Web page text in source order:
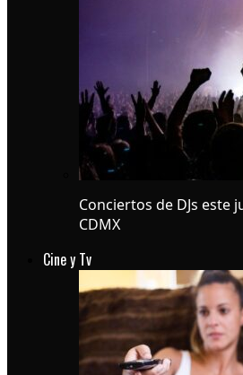
Conciertos de DJs este
CDMX
Cine y Tv